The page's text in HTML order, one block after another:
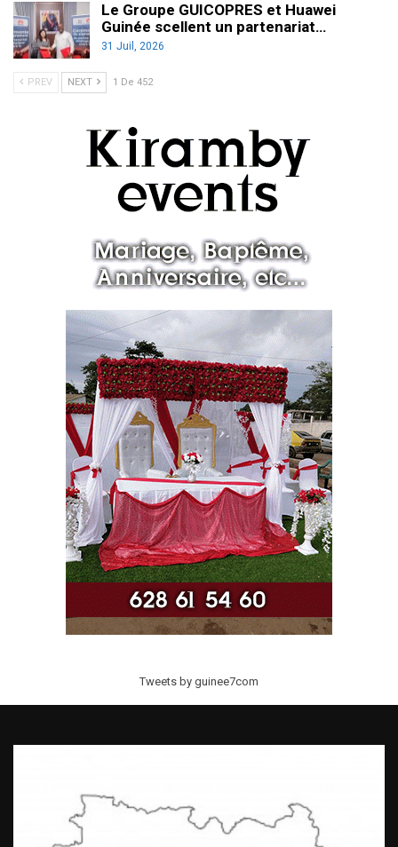
Le Groupe GUICOPRES et Huawei
Guinée scellent un partenariat…
31 Juil, 2026
PREV NEXT 1 De 452
Tweets by guinee7com